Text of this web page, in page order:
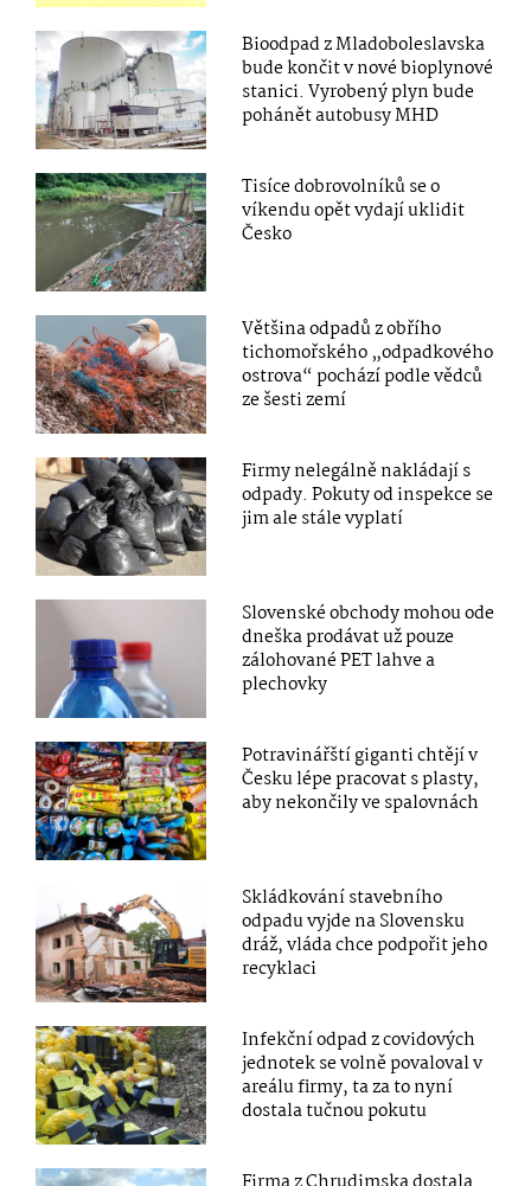
Bioodpad z Mladoboleslavska
bude končit v nové bioplynové
stanici. Vyrobený plyn bude
pohánět autobusy MHD
Tisíce dobrovolníků se o
víkendu opět vydají uklidit
Česko
Většina odpadů z obřího
tichomořského „odpadkového
ostrova“ pochází podle vědců
ze šesti zemí
Firmy nelegálně nakládají s
odpady. Pokuty od inspekce se
jim ale stále vyplatí
Slovenské obchody mohou ode
dneška prodávat už pouze
zálohované PET lahve a
plechovky
Potravinářští giganti chtějí v
Česku lépe pracovat s plasty,
aby nekončily ve spalovnách
Skládkování stavebního
odpadu vyjde na Slovensku
dráž, vláda chce podpořit jeho
recyklaci
Infekční odpad z covidových
jednotek se volně povaloval v
areálu firmy, ta za to nyní
dostala tučnou pokutu